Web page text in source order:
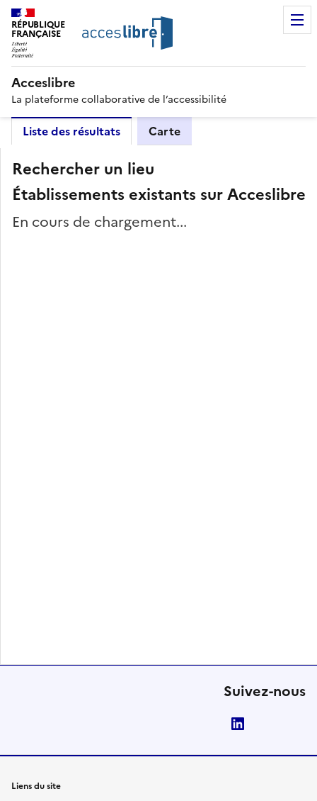
RÉPUBLIQUE
FRANÇAISE
Acceslibre
La plateforme collaborative de l’accessibilité
Liste des résultats Carte
Rechercher un lieu
Établissements existants sur Acceslibre
En cours de chargement...
Suivez-nous
Liens du site